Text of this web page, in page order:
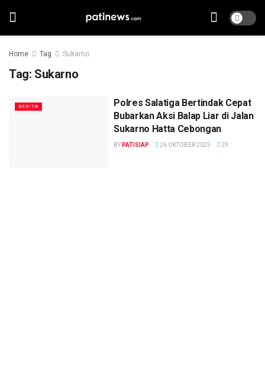
Home Tag Sukarno
Tag: Sukarno
BERITA
Polres Salatiga Bertindak Cepat
Bubarkan Aksi Balap Liar di Jalan
Sukarno Hatta Cebongan
BY PATISIAP 26 OKTOBER 2025 29